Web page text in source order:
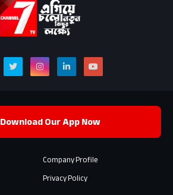
Download Our App Now
Company Profile
Privacy Policy